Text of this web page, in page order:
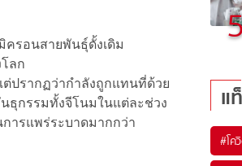
ครอนสายพันธุ์ดั้งเดิม
ลก
ต่ปรากฏว่ากำลังถูกแทนที่ด้วย
ธุกรรมทั้งจีโนมในแต่ละช่วง
การแพร่ระบาดมากกว่า
แ
#โค